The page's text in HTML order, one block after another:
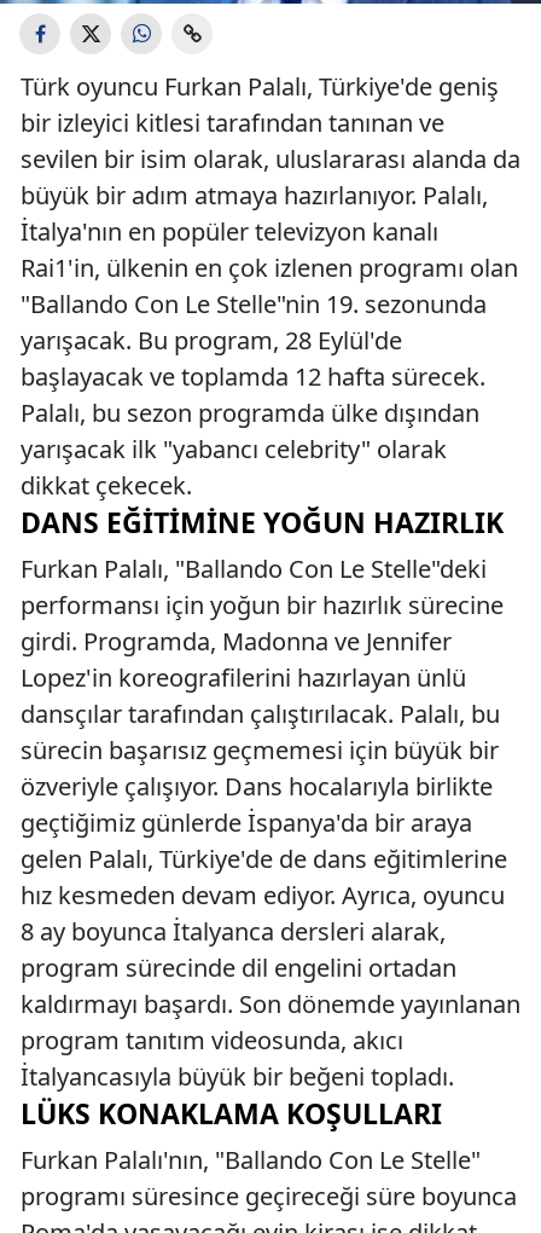
Türk oyuncu Furkan Palalı, Türkiye'de geniş
bir izleyici kitlesi tarafından tanınan ve
sevilen bir isim olarak, uluslararası alanda da
büyük bir adım atmaya hazırlanıyor. Palalı,
İtalya'nın en popüler televizyon kanalı
Rai1'in, ülkenin en çok izlenen programı olan
"Ballando Con Le Stelle"nin 19. sezonunda
yarışacak. Bu program, 28 Eylül'de
başlayacak ve toplamda 12 hafta sürecek.
Palalı, bu sezon programda ülke dışından
yarışacak ilk "yabancı celebrity" olarak
dikkat çekecek.
DANS EĞITIMINE YOĞUN HAZIRLIK
Furkan Palalı, "Ballando Con Le Stelle"deki
performansı için yoğun bir hazırlık sürecine
girdi. Programda, Madonna ve Jennifer
Lopez'in koreografilerini hazırlayan ünlü
dansçılar tarafından çalıştırılacak. Palalı, bu
sürecin başarısız geçmemesi için büyük bir
özveriyle çalışıyor. Dans hocalarıyla birlikte
geçtiğimiz günlerde İspanya'da bir araya
gelen Palalı, Türkiye'de de dans eğitimlerine
hız kesmeden devam ediyor. Ayrıca, oyuncu
8 ay boyunca İtalyanca dersleri alarak,
program sürecinde dil engelini ortadan
kaldırmayı başardı. Son dönemde yayınlanan
program tanıtım videosunda, akıcı
İtalyancasıyla büyük bir beğeni topladı.
LÜKS KONAKLAMA KOŞULLARI
Furkan Palalı'nın, "Ballando Con Le Stelle"
programı süresince geçireceği süre boyunca